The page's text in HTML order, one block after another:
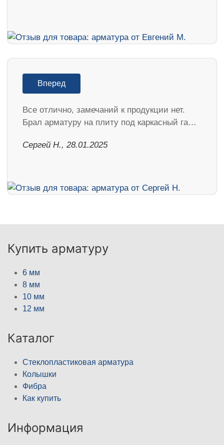
Вперед
Все отлично, замечаний к продукции нет.
Брал арматуру на плиту под каркасный га…
Сергей Н., 28.01.2025
Купить арматуру
6 мм
8 мм
10 мм
12 мм
Каталог
Стеклопластиковая арматура
Колышки
Фибра
Как купить
Информация